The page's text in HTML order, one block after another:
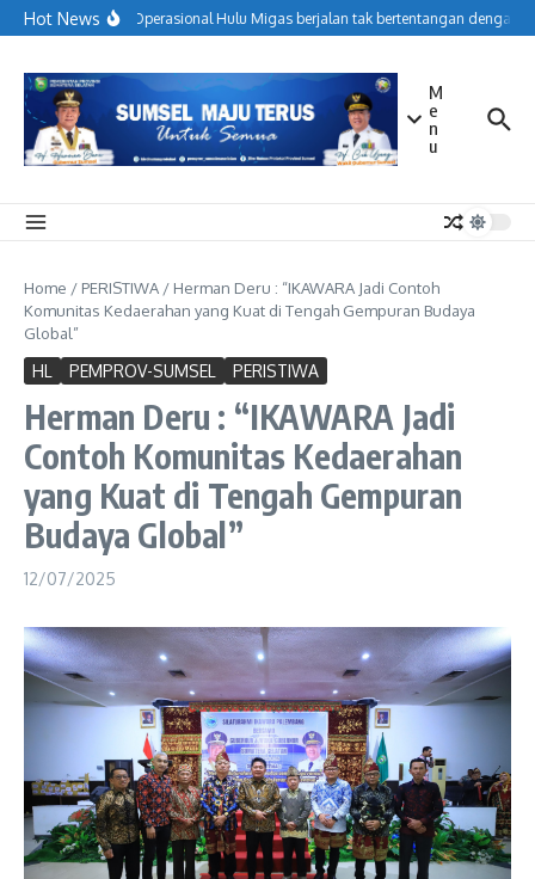
Lewati ke konten
Hot NewsMenjaga Operasional Hulu Migas berjalan tak bertentangan dengan
M
e
n
u
Home / PERISTIWA / Herman Deru : “IKAWARA Jadi Contoh
Komunitas Kedaerahan yang Kuat di Tengah Gempuran Budaya
Global”
HL PEMPROV-SUMSEL PERISTIWA
Herman Deru : “IKAWARA Jadi
Contoh Komunitas Kedaerahan
yang Kuat di Tengah Gempuran
Budaya Global”
12/07/2025